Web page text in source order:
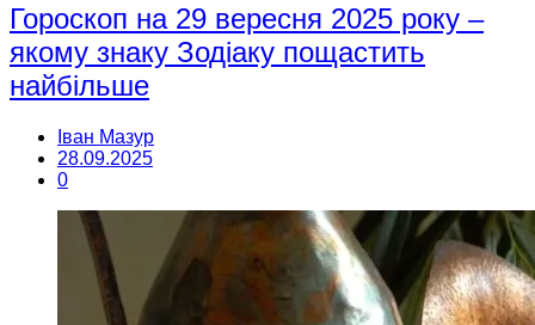
Гороскоп на 29 вересня 2025 року –
якому знаку Зодіаку пощастить
найбільше
Іван Мазур
28.09.2025
0